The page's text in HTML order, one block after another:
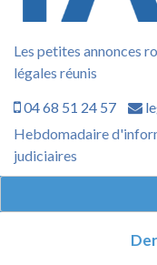
Les petites annonces
légales réunis
04 68 51 24 57
Hebdomadaire
judiciaires